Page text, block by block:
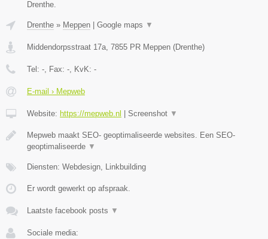
Drenthe.
Drenthe » Meppen Google maps ▼
Middendorpsstraat 17a 7855 PR Meppen (Drenthe)
Tel: - , Fax: - , KvK: -
E-mail › Mepweb
Website: https://mepweb.nl Screenshot ▼
Mepweb maakt SEO- geoptimaliseerde websites. Een SEO-
geoptimaliseerde ▼
Diensten: Webdesign, Linkbuilding
Er wordt gewerkt op afspraak.
Laatste facebook posts ▼
Sociale media: